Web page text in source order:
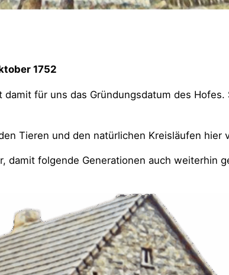
1752
für uns das Gründungsdatum des
Tieren und den natürlichen Kreisläufen hier
folgende Generationen auch weiterhin